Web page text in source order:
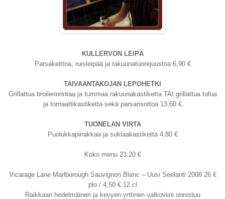
KULLERVON LEIPÄ
Parsakeittoa, ruisleipää ja rakuunatuorejuustoa 6,90 €
TAIVAANTAKOJAN LEPOHETKI
Grillattua broilerinrintaa ja tummaa rakuunakastiketta TAI grillattua tofua
ja tomaattikastiketta sekä parsarisottoa 13,60 €
TUONELAN VIRTA
Puolukkapiirakkaa ja suklaakastiketta 4,80 €
Koko menu 23,20 €
Vicarage Lane Marlborough Sauvignon Blanc – Uusi Seelanti 2008 26 €
plo / 4,50 € 12 cl
Raikkaan hedelmäinen ja kevyen yrttinen valkoviini onnistuu